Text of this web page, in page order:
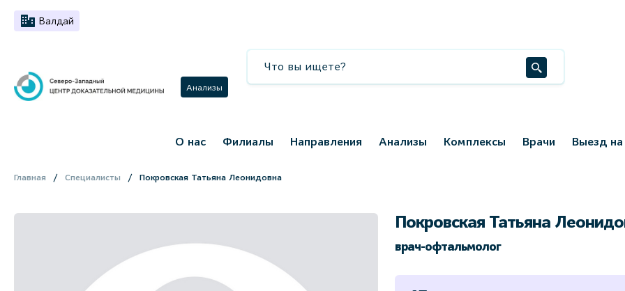
Валдай
Анализы
О нас Филиалы Направления Анализы Комплексы Врачи Выезд
Главная Специалисты Покровская Татьяна Леонидовна
Покровская Татьяна
врач-офтальмолог